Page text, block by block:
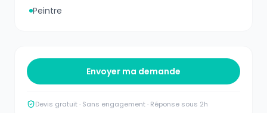
Peintre
Envoyer ma demande
Devis gratuit · Sans engagement · Réponse sous 2h